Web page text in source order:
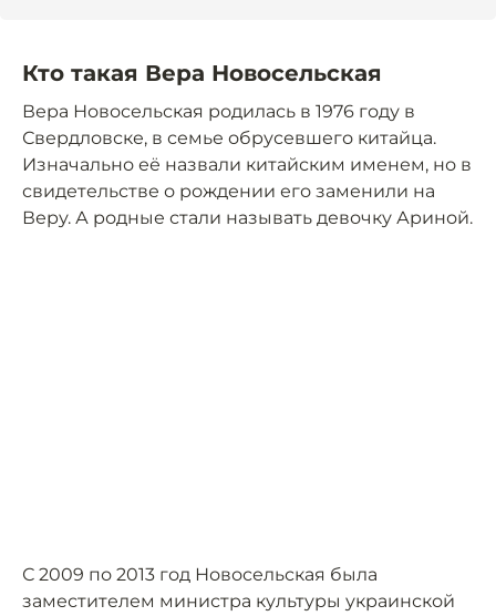
Кто такая Вера Новосельская
Вера Новосельская родилась в 1976 году в
Свердловске, в семье обрусевшего китайца.
Изначально её назвали китайским именем, но в
свидетельстве о рождении его заменили на
Веру. А родные стали называть девочку Ариной.
С 2009 по 2013 год Новосельская была
заместителем министра культуры украинской